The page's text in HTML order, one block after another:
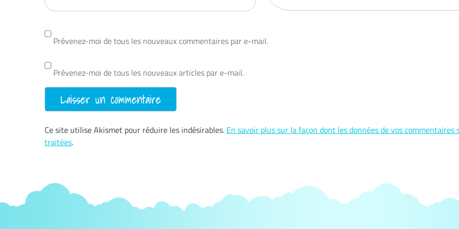
Prévenez-moi de tous les nouveaux commentaires par e-mail.
Prévenez-moi de tous les nouveaux articles par e-mail.
Ce site utilise Akismet pour réduire les indésirables. En savoir plus sur la façon dont les données de vos commentaires
traitées.